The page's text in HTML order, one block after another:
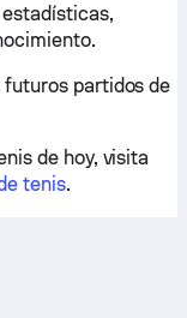
partidos de
de hoy, visita
tenis.